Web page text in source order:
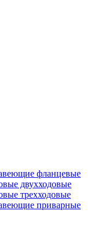
фланцевые
двухходовые
трехходовые
приварные